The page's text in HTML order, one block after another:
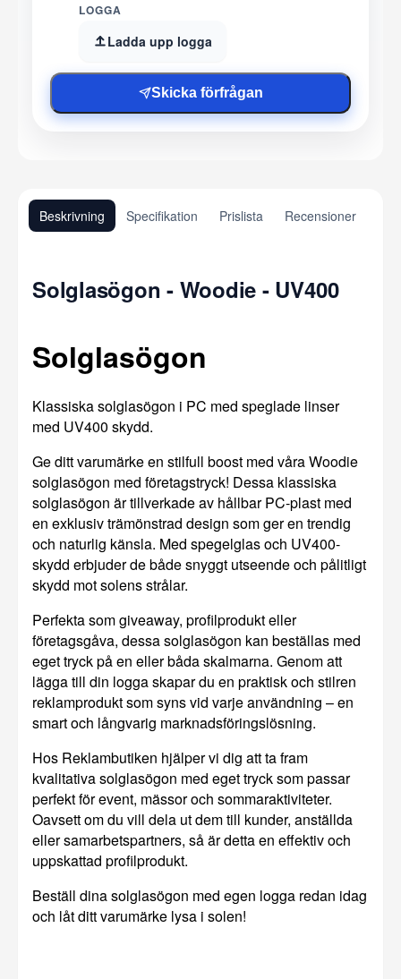
LOGGA
Ladda upp logga
Skicka förfrågan
Beskrivning Specifikation Prislista Recensioner
Solglasögon - Woodie - UV400
Solglasögon
Klassiska solglasögon i PC med speglade linser
med UV400 skydd.
Ge ditt varumärke en stilfull boost med våra Woodie
solglasögon med företagstryck! Dessa klassiska
solglasögon är tillverkade av hållbar PC-plast med
en exklusiv trämönstrad design som ger en trendig
och naturlig känsla. Med spegelglas och UV400-
skydd erbjuder de både snyggt utseende och pålitligt
skydd mot solens strålar.
Perfekta som giveaway, profilprodukt eller
företagsgåva, dessa solglasögon kan beställas med
eget tryck på en eller båda skalmarna. Genom att
lägga till din logga skapar du en praktisk och stilren
reklamprodukt som syns vid varje användning – en
smart och långvarig marknadsföringslösning.
Hos Reklambutiken hjälper vi dig att ta fram
kvalitativa solglasögon med eget tryck som passar
perfekt för event, mässor och sommaraktiviteter.
Oavsett om du vill dela ut dem till kunder, anställda
eller samarbetspartners, så är detta en effektiv och
uppskattad profilprodukt.
Beställ dina solglasögon med egen logga redan idag
och låt ditt varumärke lysa i solen!